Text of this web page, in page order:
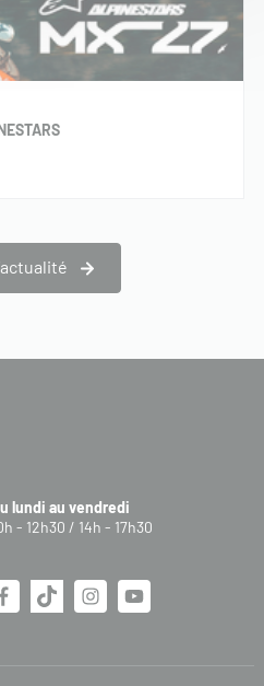
lundi au vendredi
- 12h30 / 14h - 17h30